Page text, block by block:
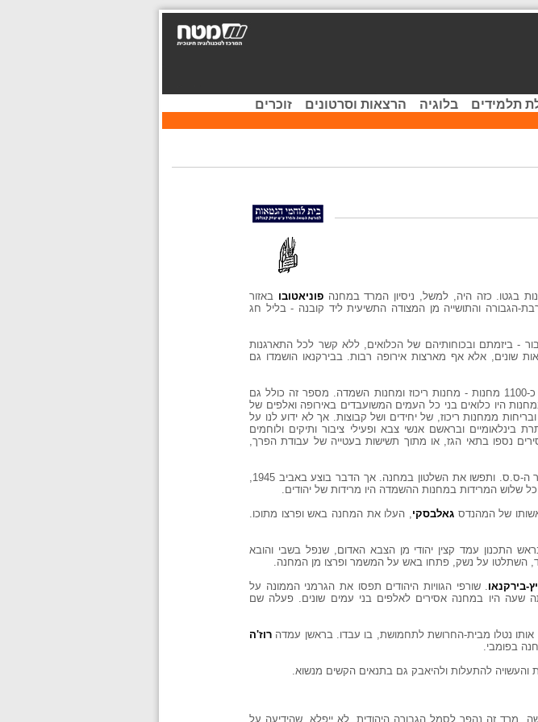
תלמידים בלוגיה הרצאות וסרטונים זוכרים
בגטו. כזה היה, למשל, ניסיון המרד במחנהפוניאטובו באזור
הגבורה והתושייה מן המצודה התשיעית ליד קובנה - בליל חג
- ביזמתם ובכוחותיהם של הכלואים, ללא קשר לכל התארגנות
שונים, אלא אף מארצות אירופה רבות. בבירקנאו הושמדו גם
לפי הסטטיסטיקה הרשמית, שנערכה אחרי המלחמה, פעלו ברחבי אירופה הכבושה כ-1100 מחנות - מחנות ריכוז ומחנות השמדה. מספר זה כולל גם
היו כלואים בני כל העמים המשועבדים באירופה ואלפים של
ממחנות ריכוז, של יחידים ושל קבוצות. אך לא ידוע לנו על
ובראשם אנשי צבא ופעילי ציבור ותיקים ולוחמים
נספו בתאי הגז, או מתוך תשישות בעטייה של עבודת הפרך,
שלוש המרידות במחנות ההשמדה היו מרידות של יהודים.
גאלבסקי , העלו את המחנה באש ופרצו מתוכו.
התכנון עמד קצין יהודי מן הצבא האדום, שנפל בשבי והובא
השתלטו על נשק, פתחו באש על המשמר ופרצו מן המחנה.
בירקנאו . שורפי הגוויות היהודים תפסו את הגרמני הממונה על
אותה שעה היו במחנה אסירים לאלפים בני עמים שונים. פעלה שם
אותו נטלו מבית-החרושת לתחמושת, בו עבדו. בראשן עמדה רוז'ה
בפומבי.
והעשויה להתעלות ולהיאבק גם בתנאים הקשים מנשוא.
מרד זה נהפך לסמל הגבורה היהודית. לא ייפלא, שהידיעה על